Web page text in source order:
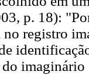
p. 18):
registro
imaginário